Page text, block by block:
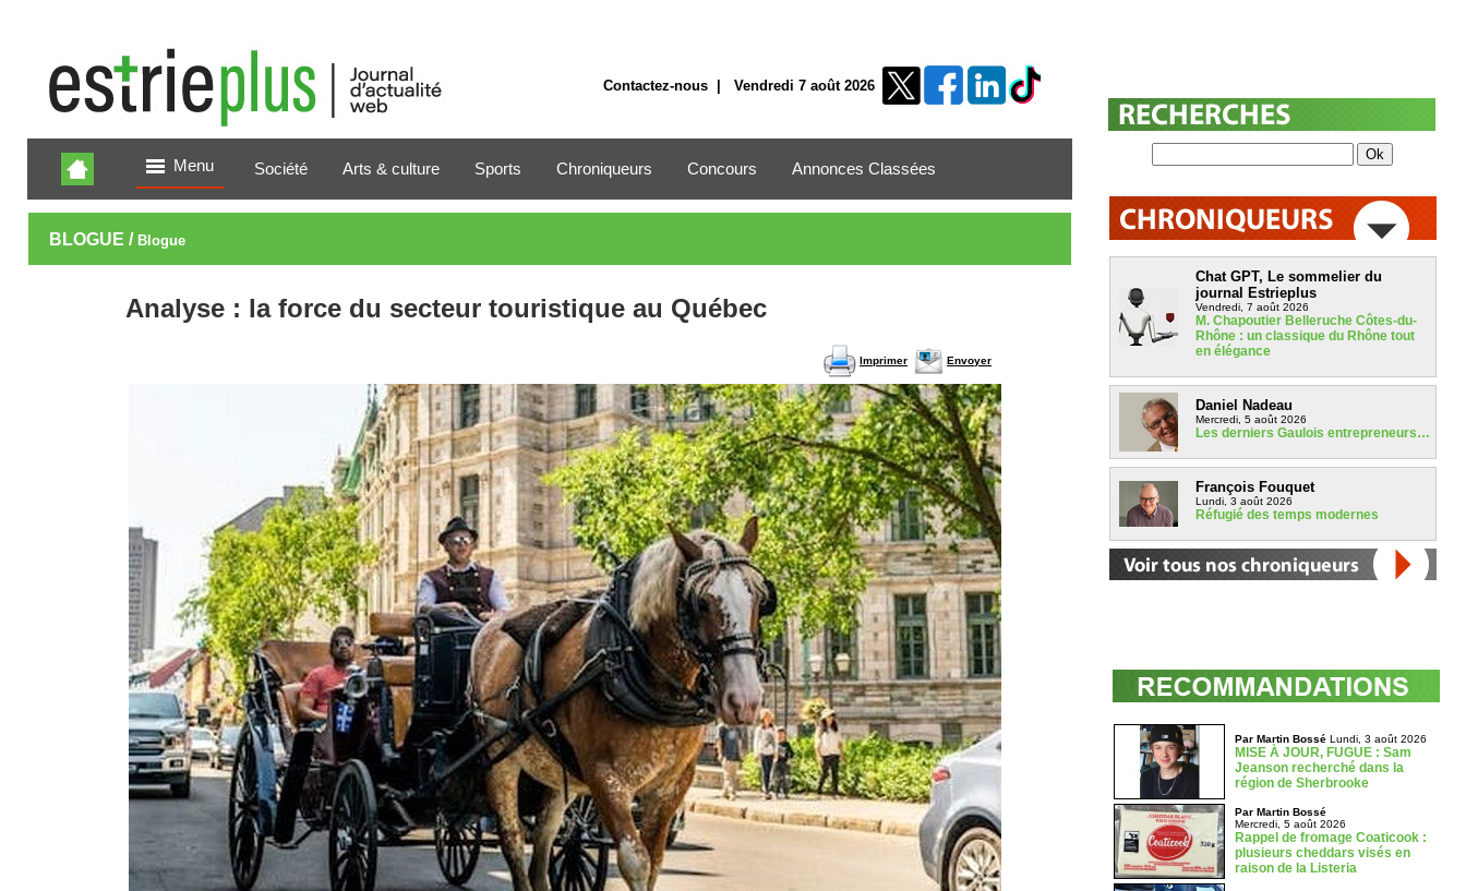
Contactez-nous| Vendredi 7 août 2026
Menu Société Arts & culture Sports Chroniqueurs Concours Annonces Classées
BLOGUE / Blogue
Analyse : la force du secteur touristique au Québec
Imprimer Envoyer
Chat GPT, Le sommelier du
journal Estrieplus
Vendredi, 7 août 2026
M. Chapoutier Belleruche Côtes-du-
Rhône : un classique du Rhône tout
en élégance
Daniel Nadeau
Mercredi, 5 août 2026
Les derniers Gaulois entrepreneurs…
François Fouquet
Lundi, 3 août 2026
Réfugié des temps modernes
Par Martin BosséLundi, 3 août 2026
MISE À JOUR, FUGUE : Sam
Jeanson recherché dans la
région de Sherbrooke
Par Martin Bossé
Mercredi, 5 août 2026
Rappel de fromage Coaticook :
plusieurs cheddars visés en
raison de la Listeria